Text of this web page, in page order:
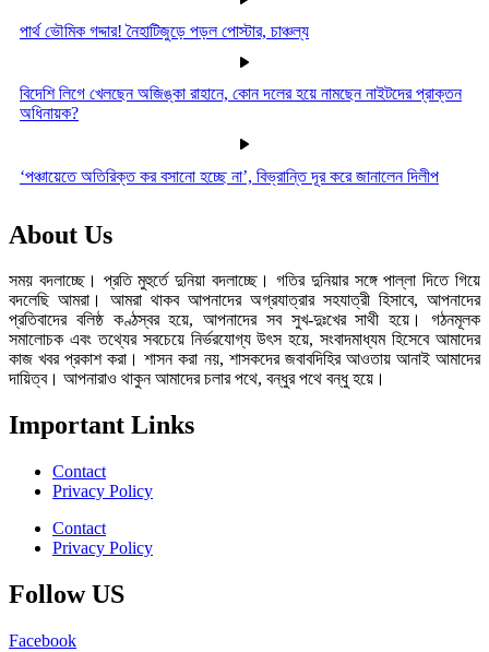
পার্থ ভৌমিক গদ্দার! নৈহাটিজুড়ে পড়ল পোস্টার, চাঞ্চল্য
বিদেশি লিগে খেলছেন অজিঙ্কা রাহানে, কোন দলের হয়ে নামছেন নাইটদের প্রাক্তন
অধিনায়ক?
‘পঞ্চায়েতে অতিরিক্ত কর বসানো হচ্ছে না’, বিভ্রান্তি দূর করে জানালেন দিলীপ
About Us
সময় বদলাচ্ছে। প্রতি মুহুর্তে দুনিয়া বদলাচ্ছে। গতির দুনিয়ার সঙ্গে পাল্লা দিতে গিয়ে
বদলেছি আমরা। আমরা থাকব আপনাদের অগ্রযাত্রার সহযাত্রী হিসাবে, আপনাদের
প্রতিবাদের বলিষ্ঠ কণ্ঠস্বর হয়ে, আপনাদের সব সুখ-দুঃখের সাথী হয়ে। গঠনমূলক
সমালোচক এবং তথ্যের সবচেয়ে নির্ভরযোগ্য উ‍ৎস হয়ে, সংবাদমাধ্যম হিসেবে আমাদের
কাজ খবর প্রকাশ করা। শাসন করা নয়, শাসকদের জবাবদিহির আওতায় আনাই আমাদের
দায়িত্ব। আপনারাও থাকুন আমাদের চলার পথে, বন্ধুর পথে বন্ধু হয়ে।
Important Links
Contact
Privacy Policy
Contact
Privacy Policy
Follow US
Facebook